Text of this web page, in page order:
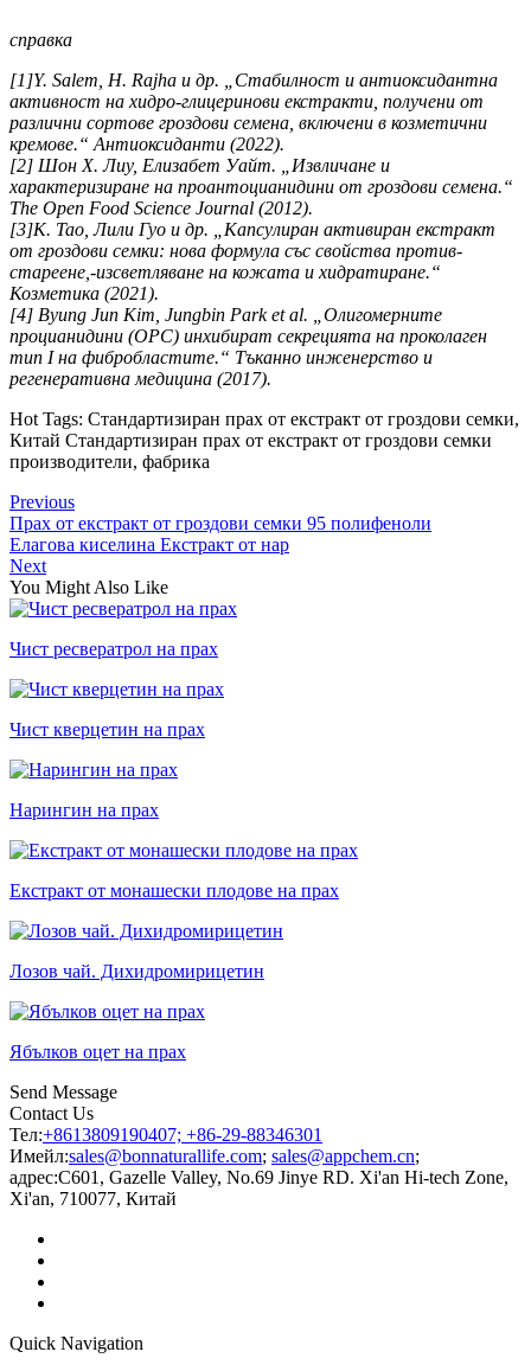
справка
[1]Y. Salem, H. Rajha и др. „Стабилност и антиоксидантна
активност на хидро-глицеринови екстракти, получени от
различни сортове гроздови семена, включени в козметични
кремове.“ Антиоксиданти (2022).
[2] Шон X. Лиу, Елизабет Уайт. „Извличане и
характеризиране на проантоцианидини от гроздови семена.“
The Open Food Science Journal (2012).
[3]К. Тао, Лили Гуо и др. „Капсулиран активиран екстракт
от гроздови семки: нова формула със свойства против-
стареене,-изсветляване на кожата и хидратиране.“
Козметика (2021).
[4] Byung Jun Kim, Jungbin Park et al. „Олигомерните
процианидини (OPC) инхибират секрецията на проколаген
тип I на фибробластите.“ Тъканно инженерство и
регенеративна медицина (2017).
Hot Tags: Стандартизиран прах от екстракт от гроздови семки,
Китай Стандартизиран прах от екстракт от гроздови семки
производители, фабрика
Previous
Прах от екстракт от гроздови семки 95 полифеноли
Елагова киселина Екстракт от нар
Next
You Might Also Like
Чист ресвератрол на прах
Чист кверцетин на прах
Нарингин на прах
Екстракт от монашески плодове на прах
Лозов чай. Дихидромирицетин
Ябълков оцет на прах
Send Message
Contact Us
Тел:+8613809190407; +86-29-88346301
Имейл:sales@bonnaturallife.com; sales@appchem.cn;
адрес:C601, Gazelle Valley, No.69 Jinye RD. Xi'an Hi-tech Zone,
Xi'an, 710077, Китай
Quick Navigation